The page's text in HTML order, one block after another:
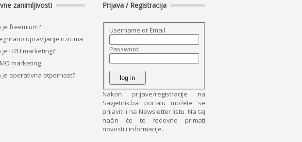
zanimljivosti
je freemium?
upravljanje rizicima
je H2H marketing?
marketing
je operativna otpornost?
Prijava / Registracija
Username or Email
Password
Nakon prijave/registracije na
Savjetnik.ba portalu možete se
prijaviti i na Newsletter listu. Na taj
način će te redovno primati
novosti i informacije.